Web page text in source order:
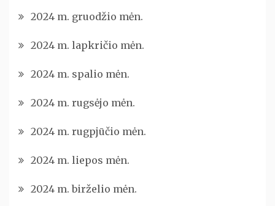
2024 m. gruodžio mėn.
2024 m. lapkričio mėn.
2024 m. spalio mėn.
2024 m. rugsėjo mėn.
2024 m. rugpjūčio mėn.
2024 m. liepos mėn.
2024 m. birželio mėn.